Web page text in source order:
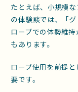
たとえば、小規模
の体験談では、「
ロープでの体勢維
もあります。
ロープ使用を前提
要です。